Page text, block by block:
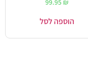
5.00
הוספה לסל